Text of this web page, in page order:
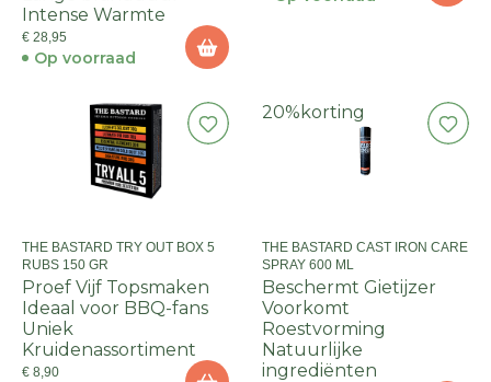
Intense Warmte
€ 28,95
Op voorraad
THE BASTARD TRY OUT BOX 5
RUBS 150 GR
Proef Vijf Topsmaken
Ideaal voor BBQ-fans
Uniek
Kruidenassortiment
€ 8,90
20% korting
THE BASTARD CAST IRON CARE
SPRAY 600 ML
Beschermt Gietijzer
Voorkomt
Roestvorming
Natuurlijke
ingrediënten